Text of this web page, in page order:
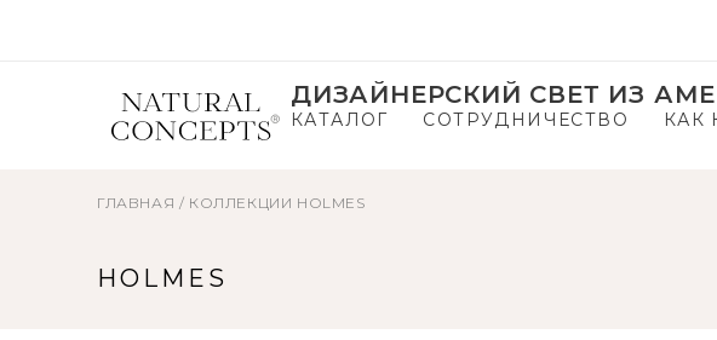
ДИЗАЙНЕРСКИЙ СВЕТ ИЗ
КАТАЛОГ СОТРУДНИЧЕСТВО КАК
ГЛАВНАЯ / КОЛЛЕКЦИИ HOLMES
HOLMES